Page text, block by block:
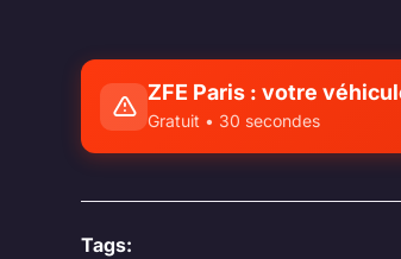
ZFE Paris : votre
Gratuit • 30 secondes
Tags: